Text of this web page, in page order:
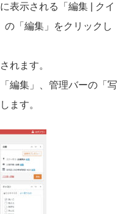
表示される「編集
クイ
の「編集」をクリックし
れます。
編集」、管理バーの「写
ます。